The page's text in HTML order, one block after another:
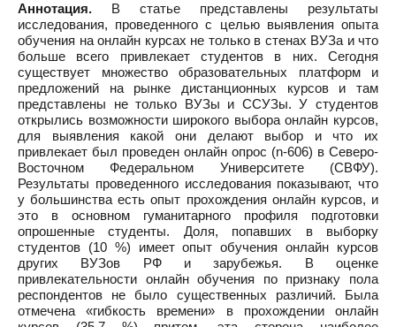
Аннотация. В статье представлены результаты
исследования, проведенного с целью выявления опыта
обучения на онлайн курсах не только в стенах ВУЗа и что
больше всего привлекает студентов в них. Сегодня
существует множество образовательных платформ и
предложений на рынке дистанционных курсов и там
представлены не только ВУЗы и ССУЗы. У студентов
открылись возможности широкого выбора онлайн курсов,
для выявления какой они делают выбор и что их
привлекает был проведен онлайн опрос (n-606) в Северо-
Восточном Федеральном Университете (СВФУ).
Результаты проведенного исследования показывают, что
у большинства есть опыт прохождения онлайн курсов, и
это в основном гуманитарного профиля подготовки
опрошенные студенты. Доля, попавших в выборку
студентов (10 %) имеет опыт обучения онлайн курсов
других ВУЗов РФ и зарубежья. В оценке
привлекательности онлайн обучения по признаку пола
респондентов не было существенных различий. Была
отмечена «гибкость времени» в прохождении онлайн